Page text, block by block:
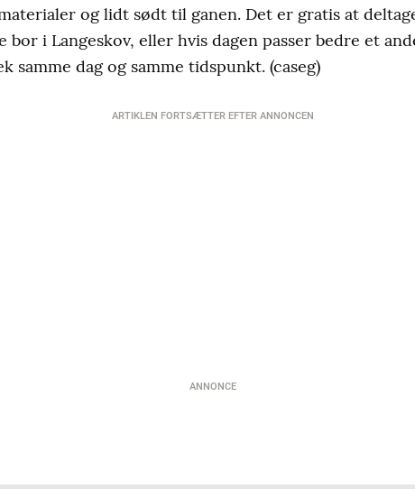
og lidt sødt til ganen. Det er gratis at
bor i Langeskov, eller hvis dagen passer bedre et
samme dag og samme tidspunkt. (caseg)
ARTIKLEN FORTSÆTTER EFTER ANNONCEN
ANNONCE